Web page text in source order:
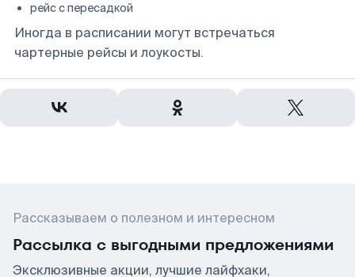
рейс с пересадкой
Иногда в расписании могут встречаться
чартерные рейсы и лоукосты.
Рассказываем о полезном и интересном
Рассылка с выгодными предложениями
Эксклюзивные акции, лучшие лайфхаки,